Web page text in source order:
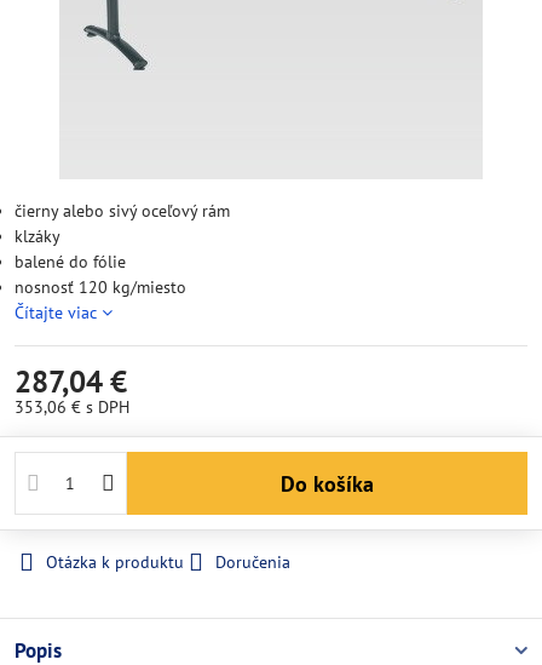
čierny alebo sivý oceľový rám
klzáky
balené do fólie
nosnosť 120 kg/miesto
Čítajte viac
287,04 €
353,06 € s DPH
Do košíka
Otázka k produktu Doručenia
Popis